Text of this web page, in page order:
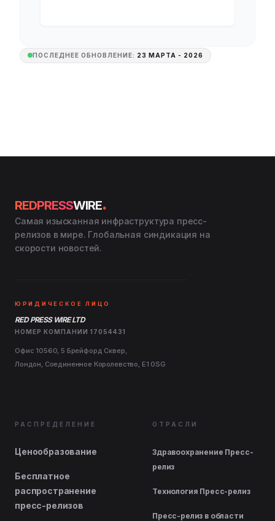
ПОСЛЕДНЕЕ ОБНОВЛЕНИЕ: 23 МАРТА - 2026
REDPRESSWIRE.
Самая изысканная инфраструктура пресс-
релизов в мире. Глобальная синдикация на
скорости новостей.
ЮРИДИЧЕСКОЕ ЛИЦО
RED PRESS WIRE LTD
НОМЕР КОМПАНИИ 17054431
Офис 10560, 5 Брейфорд Сквер,
Лондон, Соединенное Королевство, E1 0SG
РАСПРЕДЕЛЕНИЕ
Ценообразование
Бесплатное
распространение
пресс-релизов
ОТРАСЛИ
Здравоохранение Пресс-
релиз
Технология Пресс-релиз
Пресс-релиз в области